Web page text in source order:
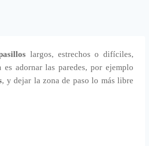
largos, estrechos o difíciles,
es adornar las paredes, por ejemplo
, y dejar la zona de paso lo más libre